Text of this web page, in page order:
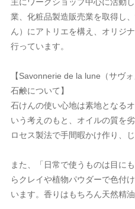
主にワークショップ中心に活動
業、化粧品製造販売業を取得し
ん）にアトリエを構え、オリジ
行っています。
【Savonnerie de la lune（サヴ
石鹸について】
石けんの使い心地は素地となる
いう考えのもと、オイルの質を
ロセス製法で手間暇かけ作り、
また、「日常で使うものは目に
らクレイや植物パウダーで色付
います。香りはもちろん天然精油